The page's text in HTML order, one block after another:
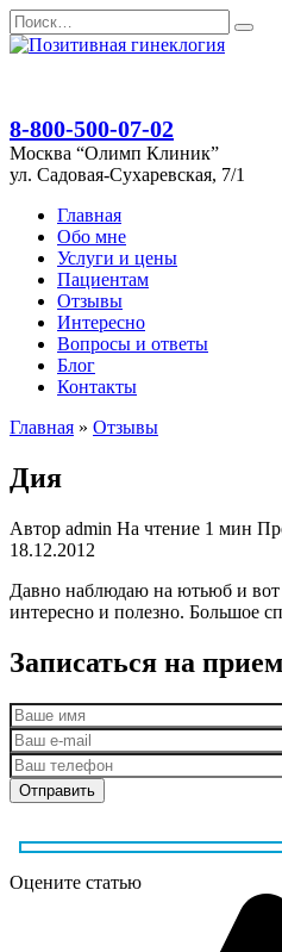
Перейти
к
Search
for:
8-800-500-07-02
Москва “Олимп Клиник”
ул. Садовая-Сухаревская, 7/1
Главная
Обо мне
Услуги и цены
Пациентам
Отзывы
Интересно
Вопросы и ответы
Блог
Контакты
Главная » Отзывы
Дия
Автор admin На чтение 1 мин
18.12.2012
Давно наблюдаю на ютьюб и вот
интересно и полезно. Большое
Записаться на прием
Оцените статью